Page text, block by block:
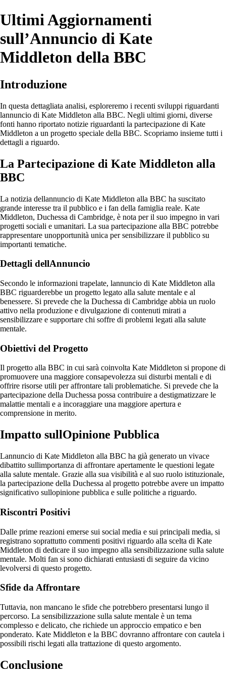
Ultimi Aggiornamenti
sull’Annuncio di Kate
Middleton della BBC
Introduzione
In questa dettagliata analisi, esploreremo i recenti sviluppi riguardanti
lannuncio di Kate Middleton alla BBC. Negli ultimi giorni, diverse
fonti hanno riportato notizie riguardanti la partecipazione di Kate
Middleton a un progetto speciale della BBC. Scopriamo insieme tutti i
dettagli a riguardo.
La Partecipazione di Kate Middleton alla
BBC
La notizia dellannuncio di Kate Middleton alla BBC ha suscitato
grande interesse tra il pubblico e i fan della famiglia reale. Kate
Middleton, Duchessa di Cambridge, è nota per il suo impegno in vari
progetti sociali e umanitari. La sua partecipazione alla BBC potrebbe
rappresentare unopportunità unica per sensibilizzare il pubblico su
importanti tematiche.
Dettagli dellAnnuncio
Secondo le informazioni trapelate, lannuncio di Kate Middleton alla
BBC riguarderebbe un progetto legato alla salute mentale e al
benessere. Si prevede che la Duchessa di Cambridge abbia un ruolo
attivo nella produzione e divulgazione di contenuti mirati a
sensibilizzare e supportare chi soffre di problemi legati alla salute
mentale.
Obiettivi del Progetto
Il progetto alla BBC in cui sarà coinvolta Kate Middleton si propone di
promuovere una maggiore consapevolezza sui disturbi mentali e di
offrire risorse utili per affrontare tali problematiche. Si prevede che la
partecipazione della Duchessa possa contribuire a destigmatizzare le
malattie mentali e a incoraggiare una maggiore apertura e
comprensione in merito.
Impatto sullOpinione Pubblica
Lannuncio di Kate Middleton alla BBC ha già generato un vivace
dibattito sullimportanza di affrontare apertamente le questioni legate
alla salute mentale. Grazie alla sua visibilità e al suo ruolo istituzionale,
la partecipazione della Duchessa al progetto potrebbe avere un impatto
significativo sullopinione pubblica e sulle politiche a riguardo.
Riscontri Positivi
Dalle prime reazioni emerse sui social media e sui principali media, si
registrano soprattutto commenti positivi riguardo alla scelta di Kate
Middleton di dedicare il suo impegno alla sensibilizzazione sulla salute
mentale. Molti fan si sono dichiarati entusiasti di seguire da vicino
levolversi di questo progetto.
Sfide da Affrontare
Tuttavia, non mancano le sfide che potrebbero presentarsi lungo il
percorso. La sensibilizzazione sulla salute mentale è un tema
complesso e delicato, che richiede un approccio empatico e ben
ponderato. Kate Middleton e la BBC dovranno affrontare con cautela i
possibili rischi legati alla trattazione di questo argomento.
Conclusione